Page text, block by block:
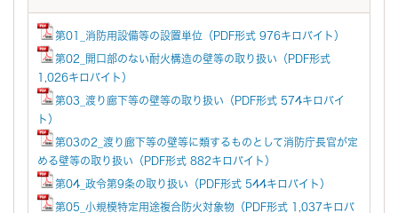
第01_消防用設備等の設置単位（PDF形式 976キロバイト）
第02_開口部のない耐火構造の壁等の取り扱い（PDF形式
1,026キロバイト）
第03_渡り廊下等の壁等の取り扱い（PDF形式 574キロバイ
ト）
第03の2_渡り廊下等の壁等に類するものとして消防庁長官が定
める壁等の取り扱い（PDF形式 882キロバイト）
第04_政令第9条の取り扱い（PDF形式 544キロバイト）
第05_小規模特定用途複合防火対象物（PDF形式 1,037キロバ